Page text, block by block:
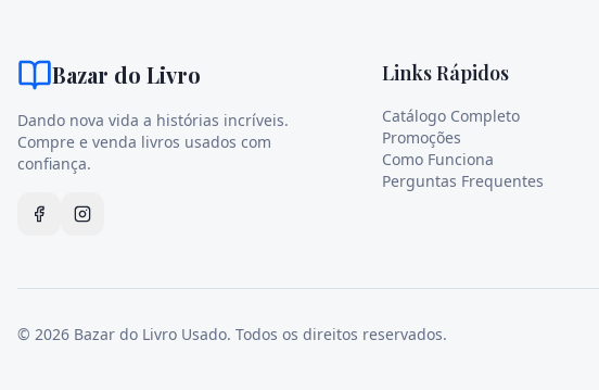
Bazar do Livro
Dando nova vida a histórias incríveis.
Compre e venda livros usados com
confiança.
Links Rápidos
Catálogo Completo
Promoções
Como Funciona
Perguntas Frequentes
© 2026 Bazar do Livro Usado. Todos os direitos reservados.